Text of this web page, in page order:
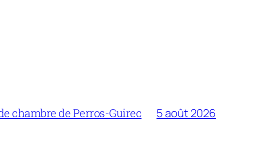
chambre de Perros-Guirec 5 août 2026